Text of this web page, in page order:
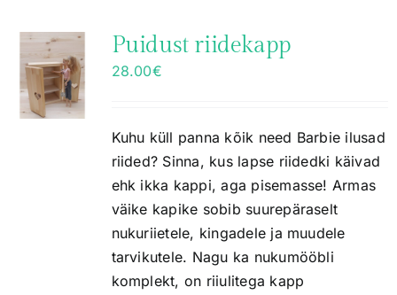
Puidust riidekapp
28.00€
Kuhu küll panna kõik need Barbie ilusad
riided? Sinna, kus lapse riidedki käivad
ehk ikka kappi, aga pisemasse! Armas
väike kapike sobib suurepäraselt
nukuriietele, kingadele ja muudele
tarvikutele. Nagu ka nukumööbli
komplekt, on riiulitega kapp